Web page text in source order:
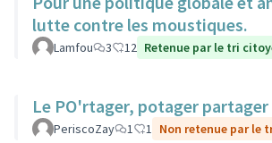
lutte contre les moustiques.
Lamfou 3 12 Retenue par le tri
Le PO'rtager, potager partager
PeriscoZay 1 1 Non retenue par le